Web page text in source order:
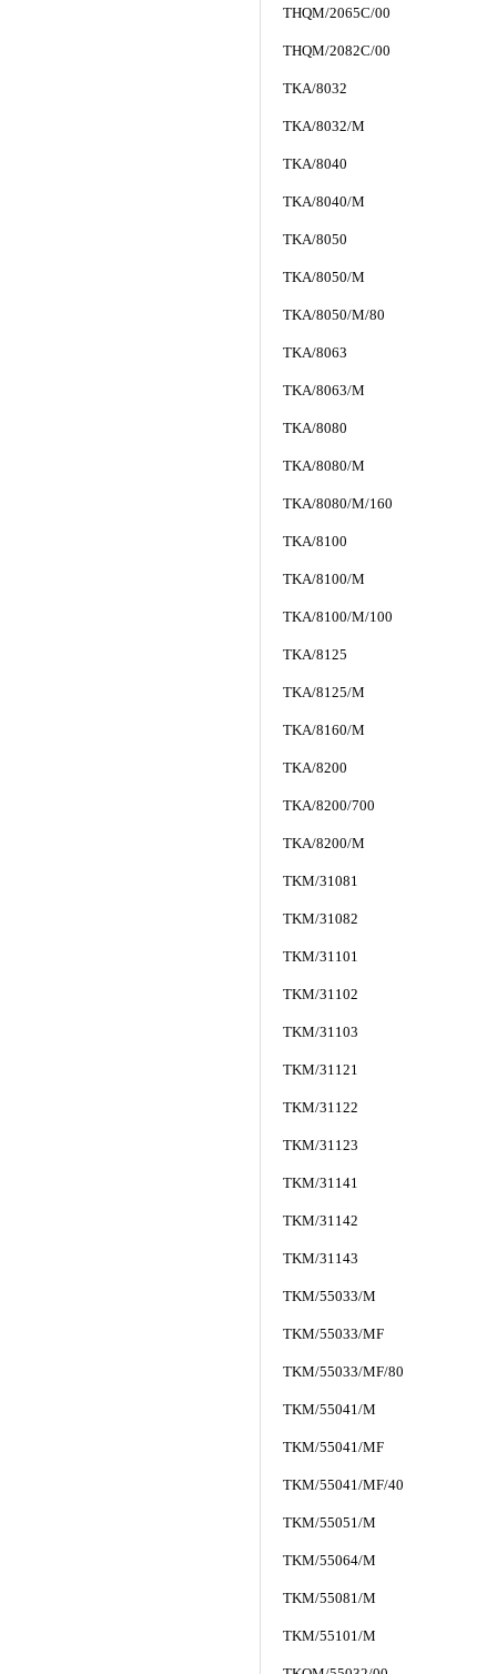
THQM/2065C/00
THQM/2082C/00
TKA/8032
TKA/8032/M
TKA/8040
TKA/8040/M
TKA/8050
TKA/8050/M
TKA/8050/M/80
TKA/8063
TKA/8063/M
TKA/8080
TKA/8080/M
TKA/8080/M/160
TKA/8100
TKA/8100/M
TKA/8100/M/100
TKA/8125
TKA/8125/M
TKA/8160/M
TKA/8200
TKA/8200/700
TKA/8200/M
TKM/31081
TKM/31082
TKM/31101
TKM/31102
TKM/31103
TKM/31121
TKM/31122
TKM/31123
TKM/31141
TKM/31142
TKM/31143
TKM/55033/M
TKM/55033/MF
TKM/55033/MF/80
TKM/55041/M
TKM/55041/MF
TKM/55041/MF/40
TKM/55051/M
TKM/55064/M
TKM/55081/M
TKM/55101/M